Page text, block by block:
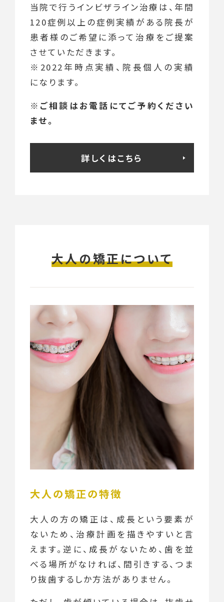
当院で行うインビザライン治療は、年間
120症例以上の症例実績がある院長が
患者様のご希望に添って治療をご提案
させていただきます。
※2022年時点実績、院長個人の実績
になります。
※ご相談はお電話にてご予約ください
ませ。
詳しくはこちら
大人の矯正について
大人の矯正の特徴
大人の方の矯正は、成長という要素が
ないため、治療計画を描きやすいと言
えます。逆に、成長がないため、歯を並
べる場所がなければ、間引きする、つま
り抜歯するしか方法がありません。